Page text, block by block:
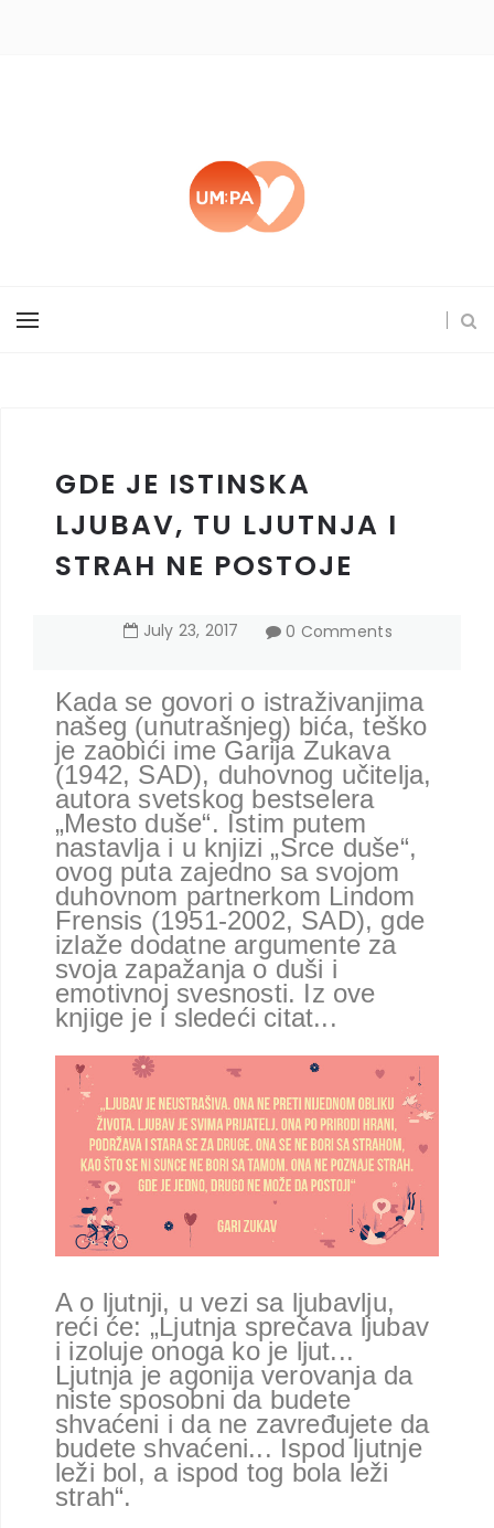
GDE JE ISTINSKA
LJUBAV, TU LJUTNJA I
STRAH NE POSTOJE
July 23, 2017 0 Comments
Kada se govori o istraživanjima
našeg (unutrašnjeg) bića, teško
je zaobići ime Garija Zukava
(1942, SAD), duhovnog učitelja,
autora svetskog bestselera
„Mesto duše“. Istim putem
nastavlja i u knjizi „Srce duše“,
ovog puta zajedno sa svojom
duhovnom partnerkom Lindom
Frensis (1951-2002, SAD), gde
izlaže dodatne argumente za
svoja zapažanja o duši i
emotivnoj svesnosti. Iz ove
knjige je i sledeći citat...
A o ljutnji, u vezi sa ljubavlju,
reći će: „Ljutnja sprečava ljubav
i izoluje onoga ko je ljut...
Ljutnja je agonija verovanja da
niste sposobni da budete
shvaćeni i da ne zavređujete da
budete shvaćeni... Ispod ljutnje
leži bol, a ispod tog bola leži
strah“.